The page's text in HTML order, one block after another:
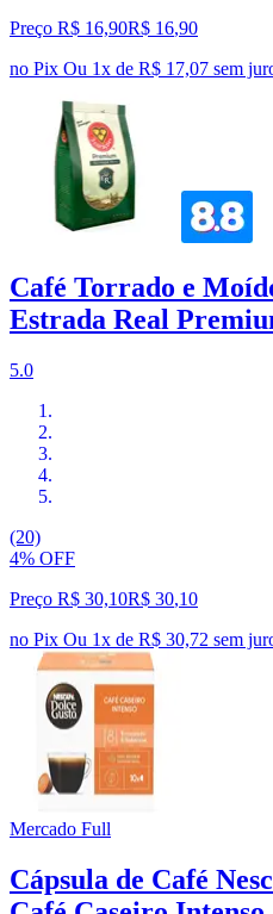
Preço R$ 16,90R$ 16,90
no Pix Ou 1x de R$ 17,07 sem
Café Torrado e
Estrada Real
5.0
(20)
4% OFF
Preço R$ 30,10R$ 30,10
no Pix Ou 1x de R$ 30,72 sem
Mercado Full
Cápsula de Café